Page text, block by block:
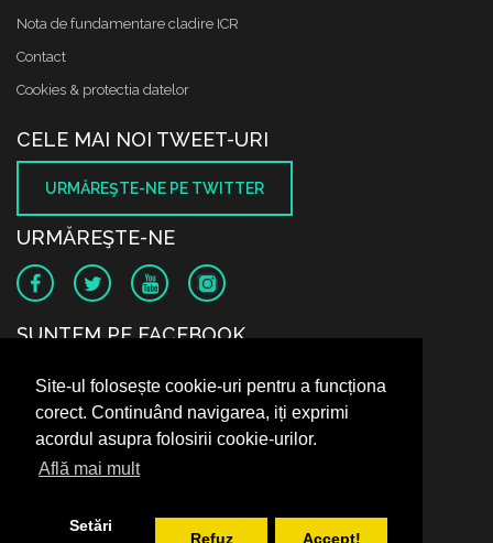
Site-ul folosește cookie-uri pentru a funcționa
corect. Continuând navigarea, iți exprimi
acordul asupra folosirii cookie-urilor.
Află mai mult
Setări
Refuz Accept!
Nota de fundamentare cladire ICR
Contact
Cookies & protectia datelor
CELE MAI NOI TWEET-URI
URMĂREŞTE-NE PE TWITTER
URMĂREŞTE-NE
SUNTEM PE FACEBOOK